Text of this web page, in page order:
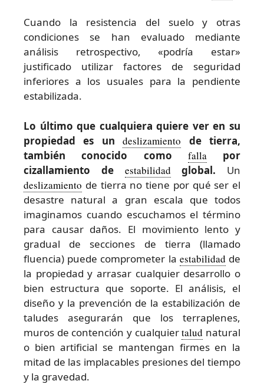
Cuando la resistencia del suelo y otras
condiciones se han evaluado mediante
análisis retrospectivo, «podría estar»
justificado utilizar factores de seguridad
inferiores a los usuales para la pendiente
estabilizada.
Lo último que cualquiera quiere ver en su
propiedad es undeslizamiento de tierra,
también conocido como falla por
cizallamiento de estabilidad global. Un
deslizamiento de tierra no tiene por qué ser el
desastre natural a gran escala que todos
imaginamos cuando escuchamos el término
para causar daños. El movimiento lento y
gradual de secciones de tierra (llamado
fluencia) puede comprometer la estabilidad de
la propiedad y arrasar cualquier desarrollo o
bien estructura que soporte. El análisis, el
diseño y la prevención de la estabilización de
taludes asegurarán que los terraplenes,
muros de contención y cualquiertalud natural
o bien artificial se mantengan firmes en la
mitad de las implacables presiones del tiempo
y la gravedad.